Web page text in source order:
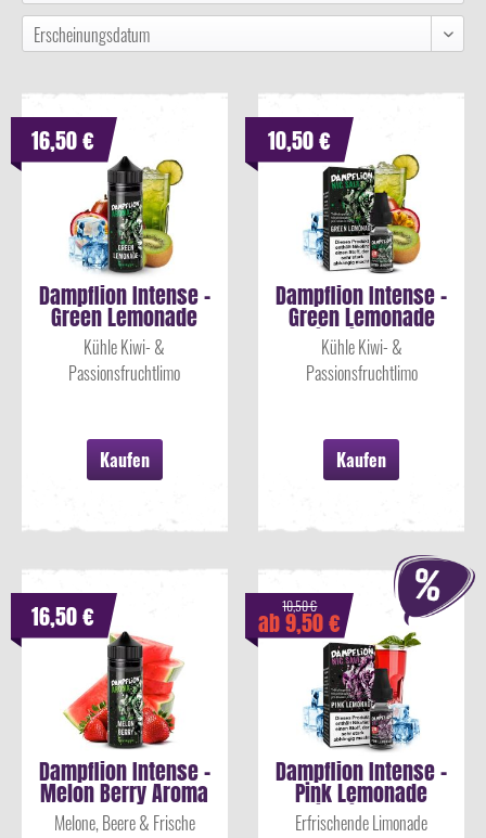
Dampflion Intense -
Green Lemonade
Aroma 10ml
Kühle Kiwi- &
Passionsfruchtlimo
Kaufen
16,50 €
Dampflion Intense -
Green Lemonade
Nikotinsalz...
Kühle Kiwi- &
Passionsfruchtlimo
Kaufen
10,50 €
Dampflion Intense -
Melon Berry Aroma
10ml
Melone, Beere & Frische
16,50 €
Dampflion Intense -
Pink Lemonade
Nikotinsalz...
Erfrischende Limonade
ab 9,50 €
10,50 €